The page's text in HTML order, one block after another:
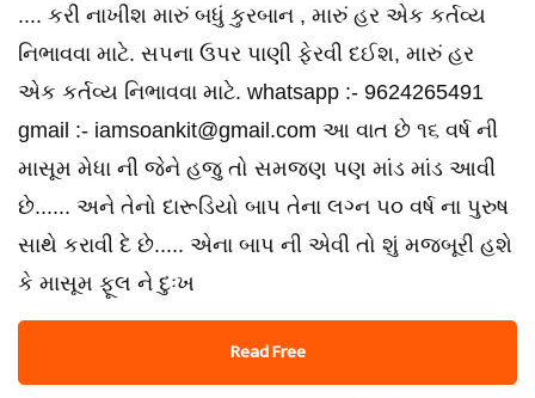
.... કરી નાખીશ મારું બધું કુરબાન , મારું હર એક કર્તવ્ય
નિભાવવા માટે. સપના ઉપર પાણી ફેરવી દઈશ, મારું હર
એક કર્તવ્ય નિભાવવા માટે. whatsapp :- 9624265491
gmail :- iamsoankit@gmail.com આ વાત છે ૧૬ વર્ષ ની
માસૂમ મેધા ની જેને હજુ તો સમજણ પણ માંડ માંડ આવી
છે...... અને તેનો દારૂડિયો બાપ તેના લગ્ન ૫૦ વર્ષ ના પુરુષ
સાથે કરાવી દે છે..... એના બાપ ની એવી તો શું મજબૂરી હશે
કે માસૂમ ફૂલ ને દુઃખ
Read Free